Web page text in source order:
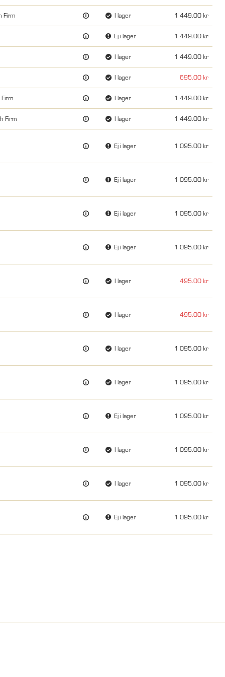
Firm I lager 1 449.00
Ej i lager 1 449.00
I lager 1 449.00
I lager 695.00
I lager 1 449.00
Firm I lager 1 449.00
Ej i lager 1 095.00
Ej i lager 1 095.00
Ej i lager 1 095.00
Ej i lager 1 095.00
I lager 495.00
I lager 495.00
I lager 1 095.00
I lager 1 095.00
Ej i lager 1 095.00
I lager 1 095.00
I lager 1 095.00
Ej i lager 1 095.00